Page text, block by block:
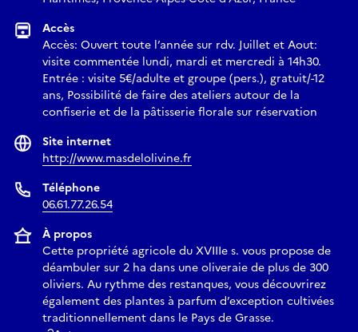
Accès
Accès: Ouvert toute l’année sur rdv. Juillet et Aout:
visite commentée lundi, mardi et mercredi à 14h30.
Entrée : visite 5€/adulte et groupe (pers.), gratuit/-12
ans, Possibilité de faire des ateliers autour de la
confiserie et de la pâtisserie florale sur réservation
Site internet
http://www.masdelolivine.fr
Téléphone
06.61.77.26.54
À propos
Cette propriété agricole du XVIIIe s. vous propose de
déambuler sur 2 ha dans une oliveraie de plus de 300
oliviers. Au rythme des restanques, vous découvrirez
également des plantes à parfum d’exception cultivées
traditionnellement dans le Pays de Grasse.